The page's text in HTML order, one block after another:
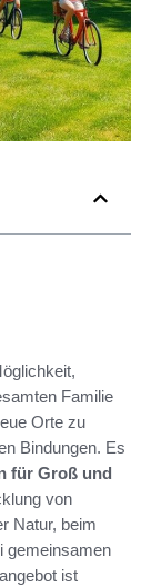
Familie
Orte zu
Bindungen. Es
für Groß und
von
Natur, beim
gemeinsamen
ist